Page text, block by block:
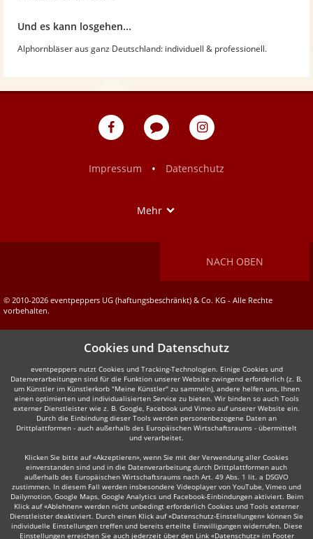
Und es kann losgehen...
Alphornbläser aus ganz Deutschland: individuell & professionell.
eventpeppers
Blog
eventpeppers
Impressum
• Datenschutz
Mehr
NACH OBEN
© 2010-2026 eventpeppers UG (haftungsbeschränkt) & Co. KG - Alle Rechte
vorbehalten.
Cookies und Datenschutz
eventpeppers nutzt Cookies und Tracking-Technologien. Einige Cookies und
Datenverarbeitungen sind für die Funktion unserer Website zwingend erforderlich (z. B.
um Künstler im Künstlerkorb "Meine Künstler" zu sammeln), andere helfen uns, Ihnen
einen optimierten und individualisierten Service zu bieten. Wir binden so auch Tools
externer Dienstleister wie z. B. Google, Facebook und Vimeo auf unserer Website ein.
Durch die Einbindung dieser Tools werden personenbezogene Daten an
Drittplattformen - auch außerhalb des Europäischen Wirtschaftsraums - übermittelt
und verarbeitet.
Klicken Sie bitte auf «Akzeptieren», wenn Sie mit der Verwendung aller Cookies
einverstanden sind und in die Datenverarbeitung durch Drittplattformen auch
außerhalb des Europäischen Wirtschaftsraums nach Art. 49 Abs. 1 lit. a DSGVO
zustimmen. In diesem Fall werden insbesondere Videoplayer von YouTube, Vimeo und
Dailymotion, Google Maps, Google Analytics und Facebook-Einbindungen aktiviert. Beim
Klick auf «Ablehnen» werden nicht unbedingt erforderlich Cookies und Tools externer
Dienstleister deaktiviert. Durch einen Klick auf «Datenschutz-Einstellungen» können Sie
individuelle Einstellungen treffen und bereits erteilte Einwilligungen widerrufen. Diese
Einstellungen erreichen Sie auch jederzeit über den Link «Datenschutz» im Footer